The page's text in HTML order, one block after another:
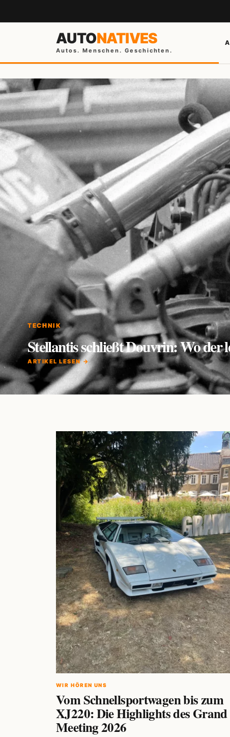
AUTONATIVES
Autos. Menschen. Geschichten.
TECHNIK
Stellantis schließt Douvrin: Wo der
ARTIKEL LESEN →
WIR HÖREN UNS
Vom Schnellsportwagen bis zum
XJ220: Die Highlights des Grand
Meeting 2026